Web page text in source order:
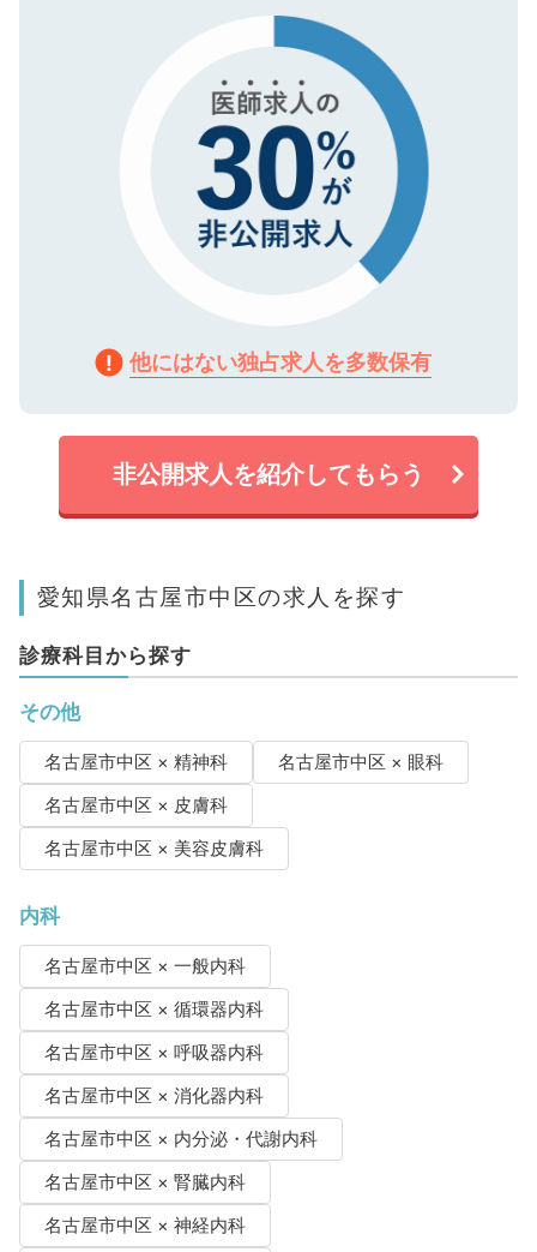
で、機密保持に関してもご安心ください。
他にはない独占求人を多数保有
非公開求人を紹介してもらう
愛知県名古屋市中区の求人を探す
診療科目から探す
その他
名古屋市中区 × 精神科
名古屋市中区 × 眼科
名古屋市中区 × 皮膚科
名古屋市中区 × 美容皮膚科
内科
名古屋市中区 × 一般内科
名古屋市中区 × 循環器内科
名古屋市中区 × 呼吸器内科
名古屋市中区 × 消化器内科
名古屋市中区 × 内分泌・代謝内科
名古屋市中区 × 腎臓内科
名古屋市中区 × 神経内科